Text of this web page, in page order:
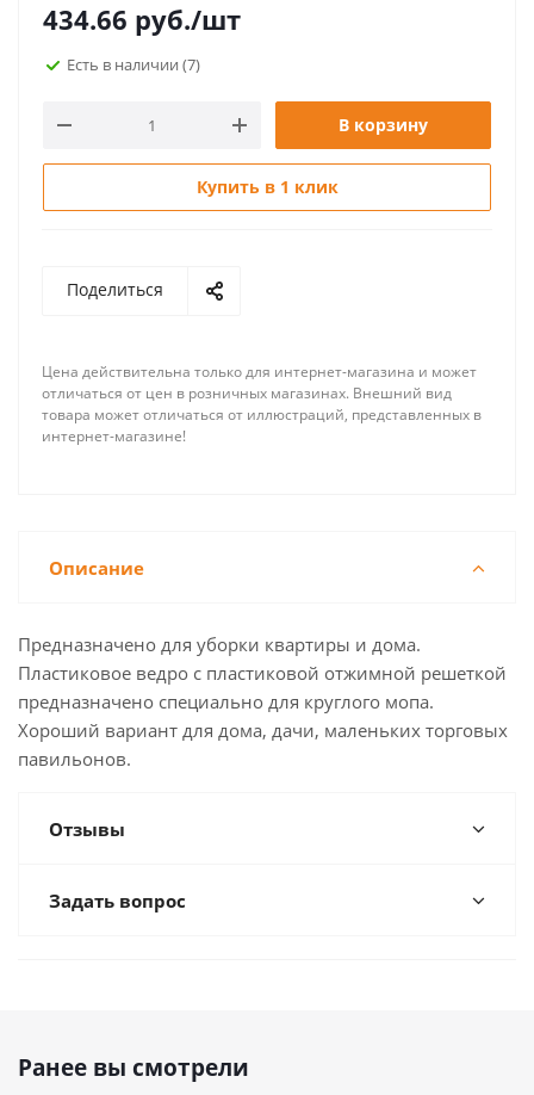
434.66 руб./шт
Есть в наличии (7)
В корзину
Купить в 1 клик
Поделиться
Цена действительна только для интернет-магазина и может
отличаться от цен в розничных магазинах. Внешний вид
товара может отличаться от иллюстраций, представленных в
интернет-магазине!
Описание
Предназначено для уборки квартиры и дома.
Пластиковое ведро с пластиковой отжимной решеткой
предназначено специально для круглого мопа.
Хороший вариант для дома, дачи, маленьких торговых
павильонов.
Отзывы
Задать вопрос
Ранее вы смотрели